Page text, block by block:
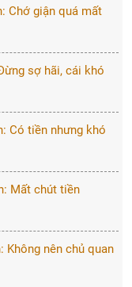
Chớ giận quá mất
sợ hãi, cái khó
Có tiền nhưng khó
Mất chút tiền
Không nên chủ quan